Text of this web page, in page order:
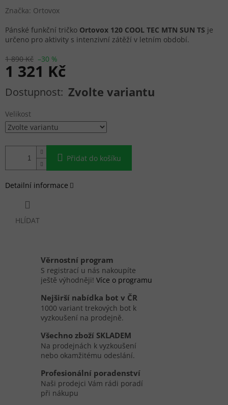
Značka: Ortovox
1 890 Kč –30 %
1 321 Kč
Měrná cena: Zvolte variantu
Velikost
Přidat do košíku
Pánské funkční tričko Ortovox 120 COOL TEC MTN SUN TS je
určeno pro aktivity s intenzivní zátěží v letním období.
Detailní informace
HLÍDAT
Věrnostní program
S registrací u nás nakoupíte
ještě výhodněji! Více o programu
Nejširší nabídka bot v ČR
1000 variant trekových bot k
vyzkoušení na prodejně.
Všechno zboží SKLADEM
Na prodejnách k vyzkoušení
nebo okamžitému odeslání.
Profesionální poradenství
Naši prodejci Vám rádi poradí
při nákupu